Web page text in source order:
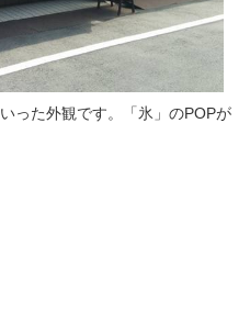
った外観です。「氷」のPOPが